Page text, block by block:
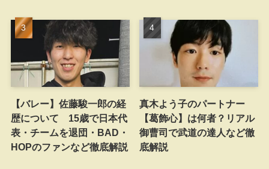
【バレー】佐藤駿一郎の経
歴について 15歳で日本代
表・チームを退団・BAD・
HOPのファンなど徹底解説
真木よう子のパートナー
【葛飾心】は何者？リアル
御曹司で武道の達人など徹
底解説